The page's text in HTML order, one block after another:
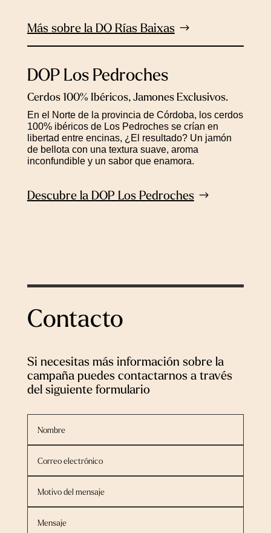
Más sobre la DO Rías Baixas
DOP Los Pedroches
Cerdos 100% Ibéricos, Jamones Exclusivos.
En el Norte de la provincia de Córdoba, los cerdos
100% ibéricos de Los Pedroches se crían en
libertad entre encinas, ¿El resultado? Un jamón
de bellota con una textura suave, aroma
inconfundible y un sabor que enamora.
Descubre la DOP Los Pedroches
Contacto
Si necesitas más información sobre la
campaña puedes contactarnos a través
del siguiente formulario